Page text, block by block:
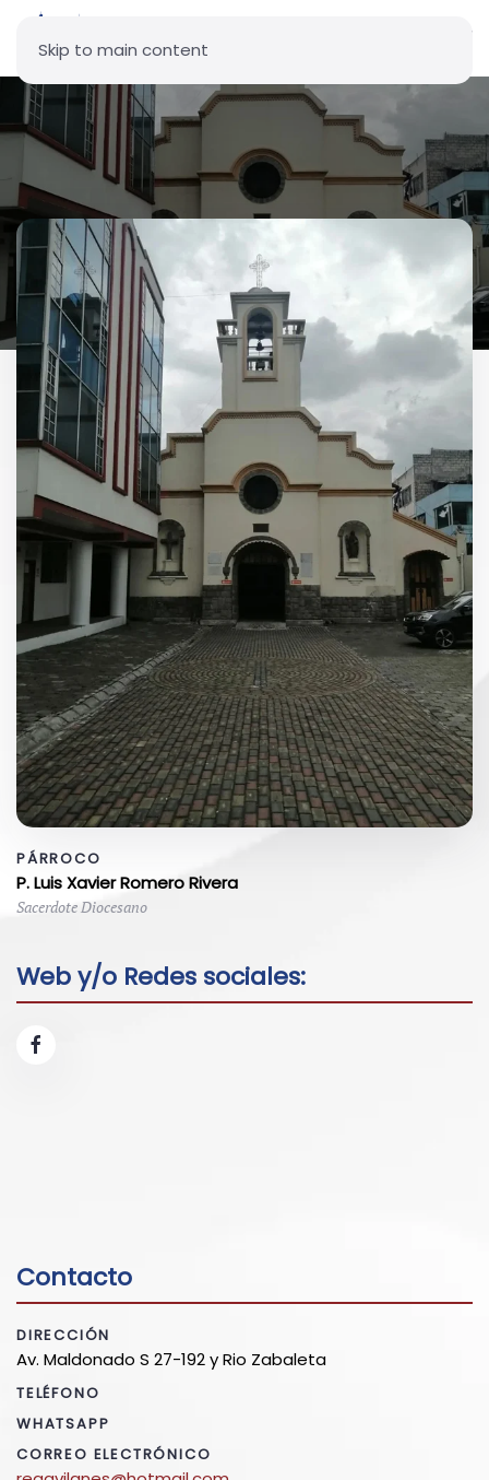
Skip to main content
Parroquia San Cristóbal -
Guajaló
PÁRROCO
P. Luis Xavier Romero Rivera
Sacerdote Diocesano
Web y/o Redes sociales:
Contacto
DIRECCIÓN
Av. Maldonado S 27-192 y Rio Zabaleta
TELÉFONO
WHATSAPP
CORREO ELECTRÓNICO